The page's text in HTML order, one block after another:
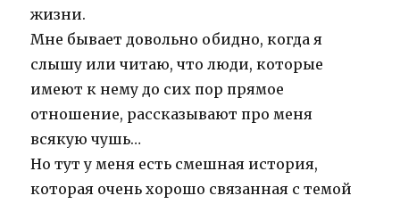
жизни.
Мне бывает довольно обидно, когда я
слышу или читаю, что люди, которые
имеют к нему до сих пор прямое
отношение, рассказывают про меня
всякую чушь…
Но тут у меня есть смешная история,
которая очень хорошо связанная с темой